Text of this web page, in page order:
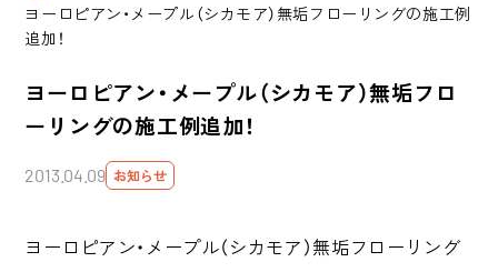
ヨーロピアン・メープル（シカモア）無垢フローリングの施工例
追加！
ヨーロピアン・メープル（シカモア）無垢フロ
ーリングの施工例追加！
2013.04.09 お知らせ
ヨーロピアン・メープル（シカモア）無垢フローリング